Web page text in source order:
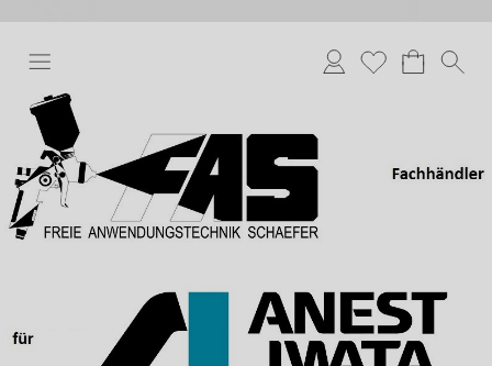
Anmelden
Merkliste